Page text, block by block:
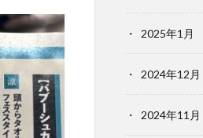
2025年1月
2024年12月
2024年11月